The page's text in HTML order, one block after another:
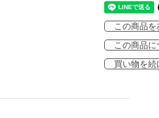
この商品
この商品
買い物を続